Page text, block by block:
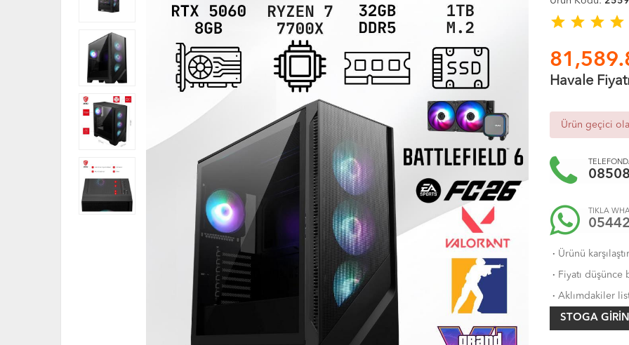
star star star star
Havale
Ürün geçici
TIKLA
· Ürünü
· Fiyatı düşünce
· Aklımdakiler
STOGA